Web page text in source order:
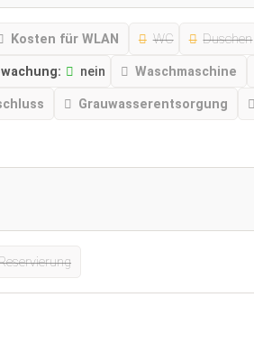
Kosten für WLAN WC Duschen
nein Waschmaschine
Grauwasserentsorgung